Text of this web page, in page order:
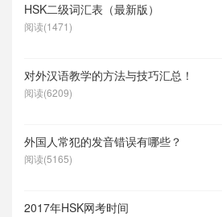
HSK二级词汇表（最新版）
阅读(1471)
对外汉语教学的方法与技巧汇总！
阅读(6209)
外国人常犯的发音错误有哪些？
阅读(5165)
2017年HSK网考时间